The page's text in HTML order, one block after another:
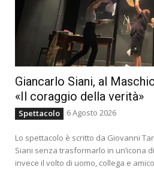
Giancarlo Siani, al
«Il coraggio della verità»
Spettacolo 6 Agosto 2026
Lo spettacolo è scritto da Giovanni
Siani senza trasformarlo in un’icona
invece il volto di uomo, collega e